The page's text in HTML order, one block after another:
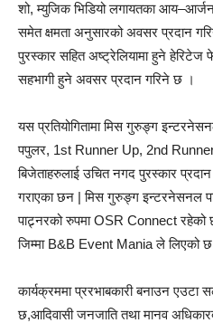
शो, म्युजिक भिडियो लगायतका
समेत क्षमता अनुसारको अवसर प्रदान
पुरस्कार सहित अष्ट्रेलियामा हुने
सहभागी हुने अवसर प्रदान गरिने छ ।
यस प्रतियोगितामा मिस गुरुङ्ग
पपुलर, 1st Runner Up, 2nd
बिजेताहरुलाई उचित नगद पुरस्कार
गराएका छन | मिस गुरुङ्ग इन्टरनेसनल
पाट्र्नरको रुपमा OSR Connect रहेको
जिम्मा B&B Event Mania ले लिएको
कार्यक्रममा प्ररभाबकारी बनाउन एउटा
छ,आदिवासी जनजाति तथा मानव